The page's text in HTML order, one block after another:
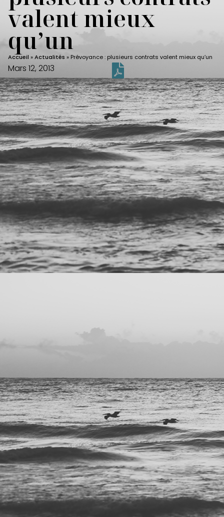
valent mieux
qu’un
Accueil »Actualités »Prévoyance : plusieurs contrats valent mieux qu’un
Mars 12, 2013